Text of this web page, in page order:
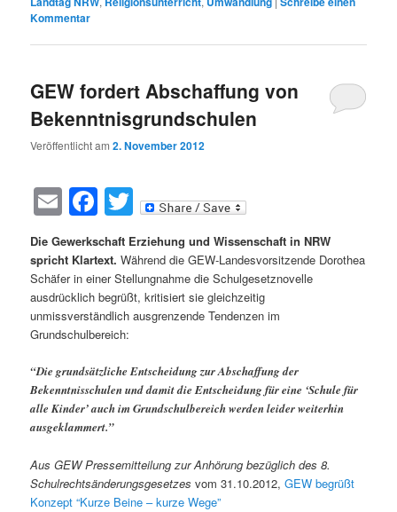
Kommentar
GEW fordert Abschaffung von
Bekenntnisgrundschulen
Veröffentlicht am2. November 2012
EmailFacebook
Twitter
Die Gewerkschaft Erziehung und Wissenschaft in NRW
spricht Klartext. Während die GEW-Landesvorsitzende Dorothea
Schäfer in einer Stellungnahme die Schulgesetznovelle
ausdrücklich begrüßt, kritisiert sie gleichzeitig
unmissverständlich ausgrenzende Tendenzen im
Grundschulbereich:
“Die grundsätzliche Entscheidung zur Abschaffung der
Bekenntnisschulen und damit die Entscheidung für eine ‘Schule für
alle Kinder’ auch im Grundschulbereich werden leider weiterhin
ausgeklammert.”
Aus GEW Pressemitteilungzur Anhörung bezüglich des 8.
Schulrechtsänderungsgesetzesvom 31.10.2012,GEW begrüßt
Konzept “Kurze Beine – kurze Wege”